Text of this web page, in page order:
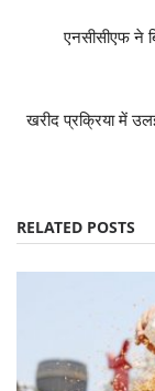
एनसीसीएफ ने
खरीद प्रक्रिया में
RELATED POSTS